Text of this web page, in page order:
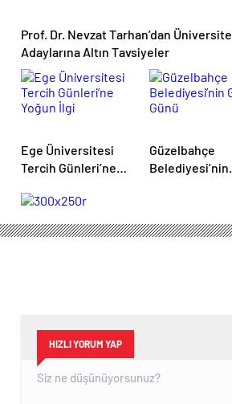
Prof. Dr. Nevzat Tarhan’dan Üniversite
Adaylarına Altın Tavsiyeler
Ege Üniversitesi
Tercih Günleri’ne
Güzelbahçe
Belediyesi’nin
HIZLI YORUM YAP